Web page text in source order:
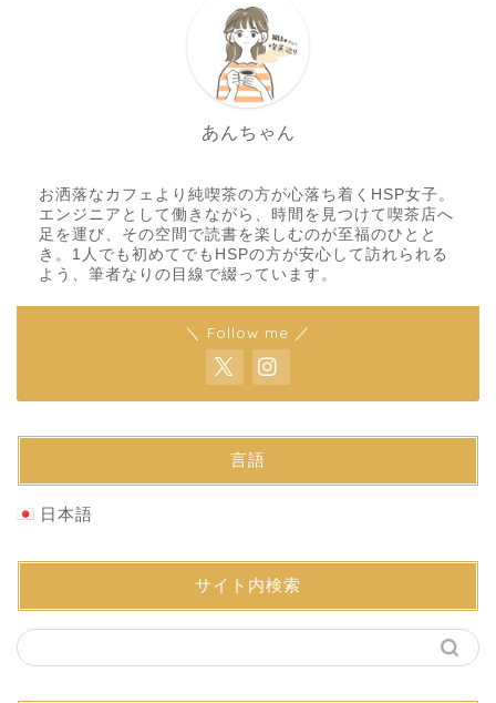
あんちゃん
お洒落なカフェより純喫茶の方が心落ち着くHSP女子。
エンジニアとして働きながら、時間を見つけて喫茶店へ
足を運び、その空間で読書を楽しむのが至福のひとと
き。1人でも初めてでもHSPの方が安心して訪れられる
よう、筆者なりの目線で綴っています。
＼ Follow me ／
言語
日本語
サイト内検索